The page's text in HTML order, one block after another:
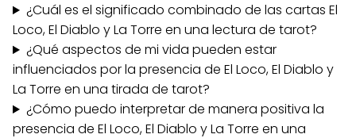
¿Cuál es el significado combinado de las cartas El
Loco, El Diablo y La Torre en una lectura de tarot?
¿Qué aspectos de mi vida pueden estar
influenciados por la presencia de El Loco, El Diablo y
La Torre en una tirada de tarot?
¿Cómo puedo interpretar de manera positiva la
presencia de El Loco, El Diablo y La Torre en una